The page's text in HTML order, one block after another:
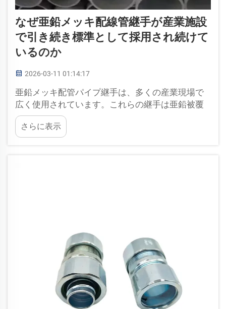
なぜ亜鉛メッキ配線管継手が産業施設
で引き続き標準として採用され続けて
いるのか
2026-03-11 01:14:17
亜鉛メッキ配管パイプ継手は、多くの産業現場で
広く使用されています。これらの継手は亜鉛被覆
鋼材で作られており、錆びにくいという特長があ
ります。そのため、強度が高く、長期間使用でき
ます。多くの企業が、信頼性が高く、…
さらに表示